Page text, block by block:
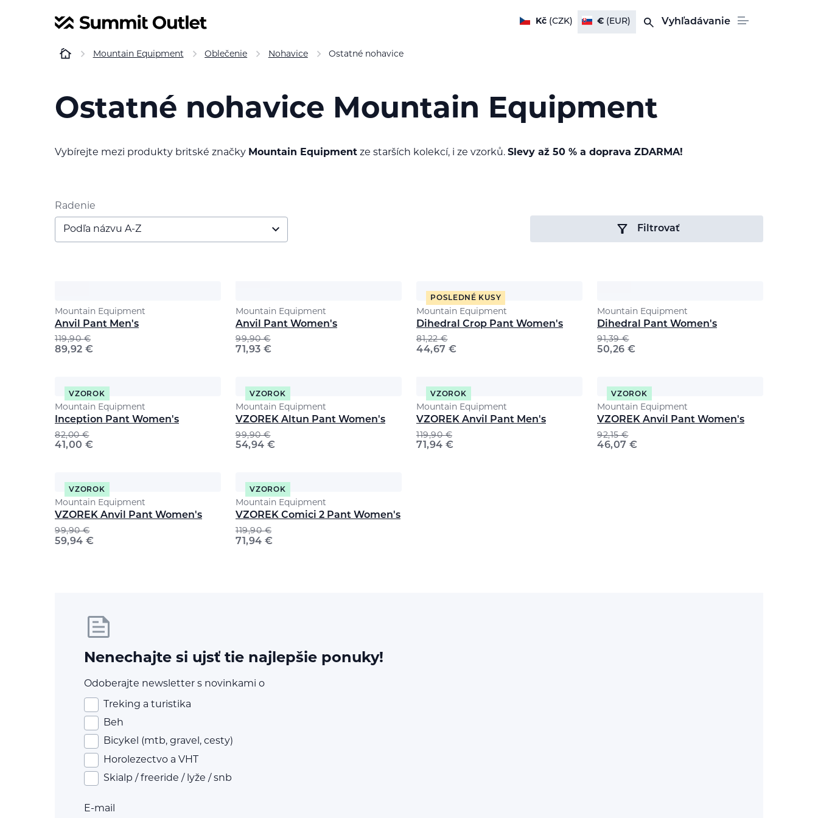
Kč(CZK) € (EUR) Vyhľadávanie
Mountain Equipment Oblečenie Nohavice Ostatné nohavice
Ostatné nohavice Mountain Equipment
Vybírejte mezi produkty britské značky Mountain Equipment ze starších kolekcí, i ze vzorků. Slevy až 50 % a doprava ZDARMA!
Radenie
Podľa názvu A-Z Filtrovať
Mountain Equipment
Anvil Pant Men's
119,90€
89,92 €
Mountain Equipment
Anvil Pant Women's
99,90€
71,93 €
POSLEDNÉ KUSY
Mountain Equipment
Dihedral Crop Pant Women's
81,22€
44,67 €
Mountain Equipment
Dihedral Pant Women's
91,39€
50,26 €
VZOROK
Mountain Equipment
Inception Pant Women's
82,00€
41,00 €
VZOROK
Mountain Equipment
VZOREK Altun Pant Women's
99,90€
54,94 €
VZOROK
Mountain Equipment
VZOREK Anvil Pant Men's
119,90€
71,94 €
VZOROK
Mountain Equipment
VZOREK Anvil Pant Women's
92,15€
46,07 €
VZOROK
Mountain Equipment
VZOREK Anvil Pant Women's
99,90€
59,94 €
VZOROK
Mountain Equipment
VZOREK Comici 2 Pant Women's
119,90€
71,94 €
Nenechajte si ujsť tie najlepšie ponuky!
Odoberajte newsletter s novinkami o
Treking a turistika
Beh
Bicykel (mtb, gravel, cesty)
Horolezectvo a VHT
Skialp / freeride / lyže / snb
E-mail